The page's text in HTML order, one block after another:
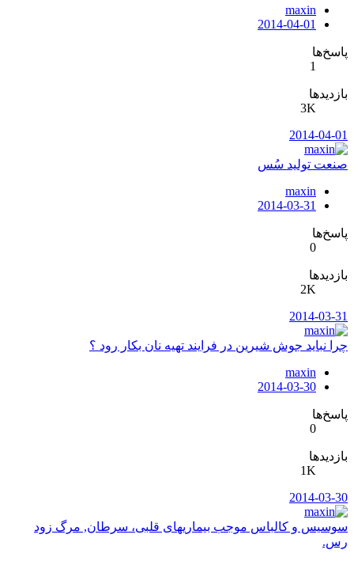
maxin
2014-04-01
پاسخ‌ها
1
بازدیدها
3K
2014-04-01
صنعت تولید سُس
maxin
2014-03-31
پاسخ‌ها
0
بازدیدها
2K
2014-03-31
چرا نباید جوش شیرین در فرایند تهیه نان بکار رود ؟
maxin
2014-03-30
پاسخ‌ها
0
بازدیدها
1K
2014-03-30
سوسیس و کالباس موجب بیماریهای قلبی، سرطان, مرگ زود
رس.